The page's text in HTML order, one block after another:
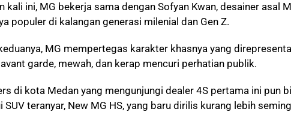
kali ini, MG bekerja sama dengan Sofyan Kwan, desainer asal
populer di kalangan generasi milenial dan Gen Z.
MG mempertegas karakter khasnya yang
garde, mewah, dan kerap mencuri perhatian publik.
di kota Medan yang mengunjungi dealer 4S pertama ini pun
SUV teranyar, New MG HS, yang baru dirilis kurang lebih